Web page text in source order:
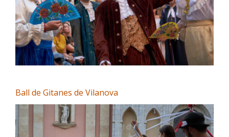
Ball de Gitanes de Vilanova